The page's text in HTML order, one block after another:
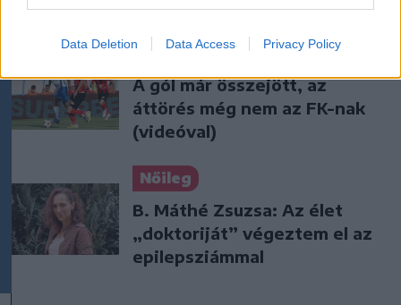
Data Deletion Data Access Privacy Policy
Székely Sport
A gól már összejött, az
áttörés még nem az FK-nak
(videóval)
Nőileg
B. Máthé Zsuzsa: Az élet
„doktoriját” végeztem el az
epilepsziámmal